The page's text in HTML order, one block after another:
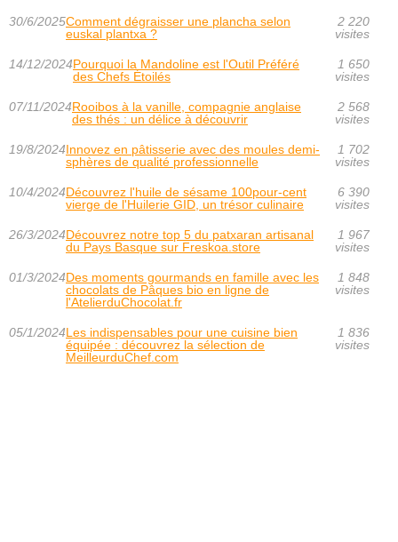
30/6/2025Comment dégraisser une plancha selon
euskal plantxa ?
2 220
visites
14/12/2024Pourquoi la Mandoline est l'Outil Préféré
des Chefs Étoilés
1 650
visites
07/11/2024Rooibos à la vanille, compagnie anglaise
des thés : un délice à découvrir
2 568
visites
19/8/2024Innovez en pâtisserie avec des moules demi-
sphères de qualité professionnelle
1 702
visites
10/4/2024Découvrez l'huile de sésame 100pour-cent
vierge de l'Huilerie GID, un trésor culinaire
6 390
visites
26/3/2024Découvrez notre top 5 du patxaran artisanal
du Pays Basque sur Freskoa.store
1 967
visites
01/3/2024Des moments gourmands en famille avec les
chocolats de Pâques bio en ligne de
l'AtelierduChocolat.fr
1 848
visites
05/1/2024Les indispensables pour une cuisine bien
équipée : découvrez la sélection de
MeilleurduChef.com
1 836
visites